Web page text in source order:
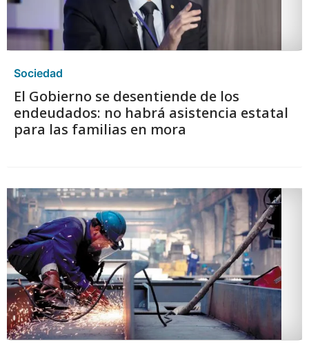
Sociedad
El Gobierno se desentiende de los
endeudados: no habrá asistencia estatal
para las familias en mora